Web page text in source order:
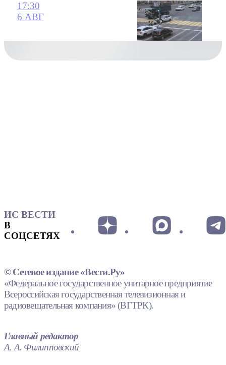
17:30
6 АВГ
ИС ВЕСТИ
В
СОЦСЕТЯХ
© Сетевое издание «Вести.Ру»
«Федеральное государственное унитарное предприятие
Всероссийская государственная телевизионная и
радиовещательная компания» (ВГТРК).
Главный редактор
А. А. Филипповский